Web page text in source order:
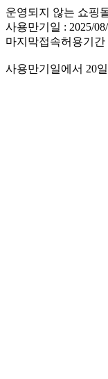
운영되지 않는 쇼핑
사용만기일 : 2025/08/
마지막접속허용기간
사용만기일에서 20